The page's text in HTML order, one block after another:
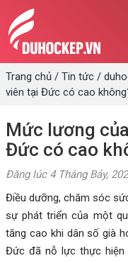
Skip
to
content
Trang chủ / Tin tức /
viên tại Đức có cao
Mức lương
Đức có cao
Đăng lúc 4 Tháng Bảy,
Điều dưỡng, chăm sóc
sự phát triển của một
tăng cao khi dân số già
Đức đã nỗ lực thực hiện